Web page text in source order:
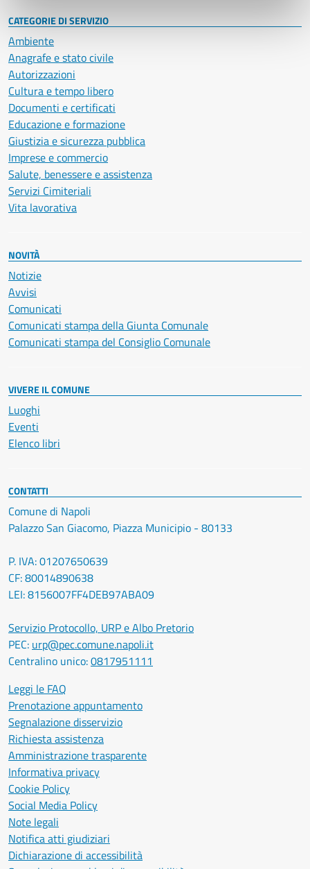
CATEGORIE DI SERVIZIO
Ambiente
Anagrafe e stato civile
Autorizzazioni
Cultura e tempo libero
Documenti e certificati
Educazione e formazione
Giustizia e sicurezza pubblica
Imprese e commercio
Salute, benessere e assistenza
Servizi Cimiteriali
Vita lavorativa
NOVITÀ
Notizie
Avvisi
Comunicati
Comunicati stampa della Giunta Comunale
Comunicati stampa del Consiglio Comunale
VIVERE IL COMUNE
Luoghi
Eventi
Elenco libri
CONTATTI
Comune di Napoli
Palazzo San Giacomo, Piazza Municipio - 80133
P. IVA: 01207650639
CF: 80014890638
LEI: 8156007FF4DEB97ABA09
Servizio Protocollo, URP e Albo Pretorio
PEC: urp@pec.comune.napoli.it
Centralino unico:0817951111
Leggi le FAQ
Prenotazione appuntamento
Segnalazione disservizio
Richiesta assistenza
Amministrazione trasparente
Informativa privacy
Cookie Policy
Social Media Policy
Note legali
Notifica atti giudiziari
Dichiarazione di accessibilità